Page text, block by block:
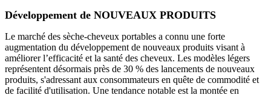
Développement de NOUVEAUX PRODUITS
Le marché des sèche-cheveux portables a connu une forte
augmentation du développement de nouveaux produits visant à
améliorer l’efficacité et la santé des cheveux. Les modèles légers
représentent désormais près de 30 % des lancements de nouveaux
produits, s'adressant aux consommateurs en quête de commodité et
de facilité d'utilisation. Une tendance notable est la montée en